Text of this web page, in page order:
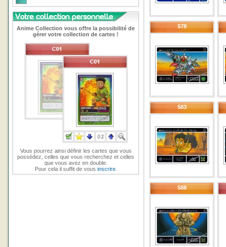
Anime Collection vous offre la possibilité de
gérer votre collection de cartes !
Vous pourrez ainsi définir les cartes que vous
possédez, celles que vous recherchez et celles
que vous avez en double.
Pour cela il suffit de vous inscrire.
578
583
588